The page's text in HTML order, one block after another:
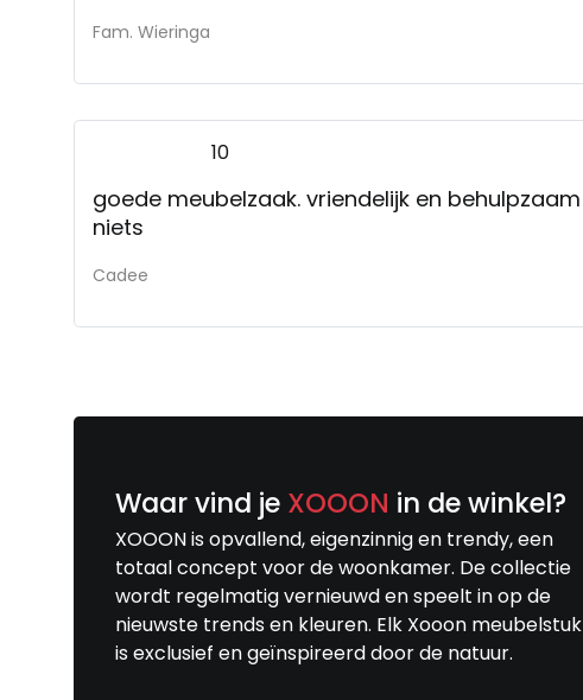
Fam. Wieringa
10
goede meubelzaak. vriendelijk en behulpzaam
niets
Cadee
Waar vind je XOOON in de winkel?
XOOON is opvallend, eigenzinnig en trendy, een
totaal concept voor de woonkamer. De collectie
wordt regelmatig vernieuwd en speelt in op de
nieuwste trends en kleuren. Elk Xooon meubelstuk
is exclusief en geïnspireerd door de natuur.